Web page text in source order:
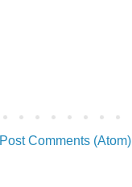
Post Comments (Atom)